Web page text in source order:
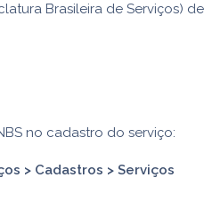
Brasileira de Serviços)
no cadastro do serviço:
> Cadastros > Serviços